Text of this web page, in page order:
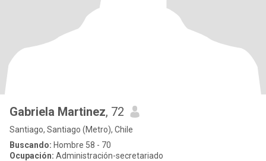
Gabriela Martinez, 72
Santiago, Santiago (Metro), Chile
Buscando: Hombre 58 - 70
Ocupación: Administración-secretariado